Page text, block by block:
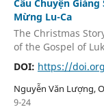
Câu Chuyện
Mừng Lu-Ca
The Christmas
of the Gospel of
DOI: https://
Nguyễn Văn Lượng,
9-24